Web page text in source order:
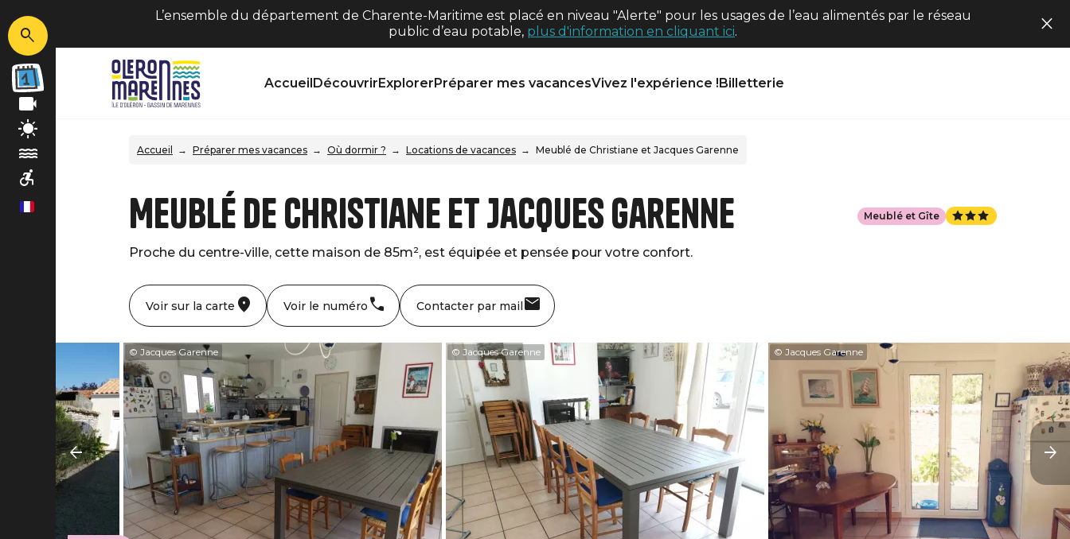
L’ensemble du département de Charente-Maritime est placé en niveau "Alerte" pour les usages de l’eau alimentés par le réseau
public d’eau potable, plus d'information en cliquant ici.
fr
AccueilDécouvrirExplorerPréparer mes vacancesVivez l'expérience !Billetterie
Accueil Préparer mes vacances Où dormir ? Locations de vacances Meublé de Christiane et Jacques Garenne
Meublé de Christiane et Jacques Garenne
Proche du centre-ville, cette maison de 85m², est équipée et pensée pour votre confort.
Meublé et Gîte
Voir sur la carte Voir le numéro Contacter par mail
© Jacques Garenne © Jacques Garenne © Jacques Garenne